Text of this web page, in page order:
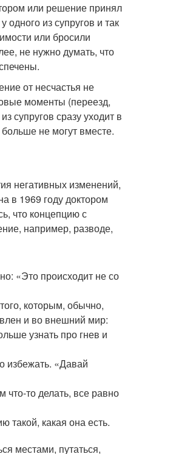
или решение принял
из супругов и так
или бросили
не нужно думать, что
от несчастья не
моменты (переезд,
супругов сразу уходит в
не могут вместе.
негативных изменений,
в 1969 году доктором
что концепцию с
например, разводе,
«Это происходит не со
которым, обычно,
и во внешний мир:
узнать про гнев и
избежать. «Давай
что-то делать, все равно
такой, какая она есть.
местами, путаться,